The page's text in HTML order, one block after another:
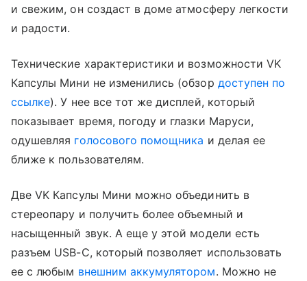
и свежим, он создаст в доме атмосферу легкости
и радости.
Технические характеристики и возможности VK
Капсулы Мини не изменились (обзор доступен по
ссылке). У нее все тот же дисплей, который
показывает время, погоду и глазки Маруси,
одушевляя голосового помощника и делая ее
ближе к пользователям.
Две VK Капсулы Мини можно объединить в
стереопару и получить более объемный и
насыщенный звук. А еще у этой модели есть
разъем USB-C, который позволяет использовать
ее с любым внешним аккумулятором. Можно не